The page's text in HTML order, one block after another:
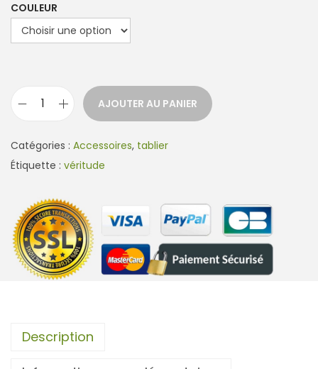
COULEUR
a
n
i
t
é
d
a
AJOUTER AU PANIER
Catégories : Accessoires, tablier
Étiquette : véritude
Description